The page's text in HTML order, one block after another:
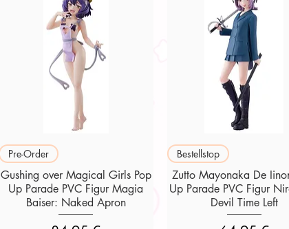
Schnellansicht
Pre-Order
Gushing over Magical Girls Pop
Up Parade PVC Figur Magia
Baiser: Naked Apron
Schnellansicht
Bestellstop
Zutto Mayonaka De
Up Parade PVC Figur
Devil Time Left